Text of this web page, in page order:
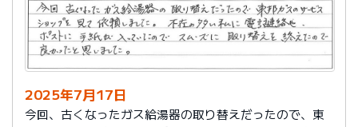
2025年7月17日
今回、古くなったガス給湯器の取り替えだったので、東